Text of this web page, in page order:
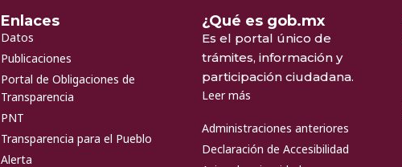
Enlaces
Datos
Publicaciones
Portal de Obligaciones de
Transparencia
PNT
Transparencia para el Pueblo
Alerta
¿Qué es gob.mx
Es el portal único de
trámites, información y
participación ciudadana.
Leer más
Administraciones anteriores
Declaración de Accesibilidad